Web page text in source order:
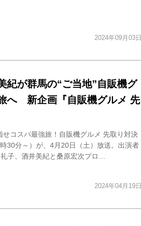
2024年09月03日
紀が群馬の“ご当地”自販機グ
へ 新企画『自販機グルメ 先
コスパ最強旅！自販機グルメ 先取り対決
30分～）が、4月20日（土）放送。出演者
子、酒井美紀と桑原宏次プロ…
2024年04月19日